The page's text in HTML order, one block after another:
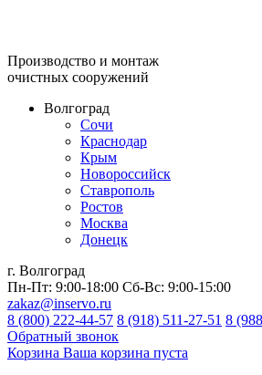
Производство и монтаж
очистных сооружений
Волгоград
Сочи
Краснодар
Крым
Новороссийск
Ставрополь
Ростов
Москва
Донецк
г. Волгоград
Пн-Пт: 9:00-18:00 Сб-Вс: 9:00-15:00
zakaz@inservo.ru
8 (800) 222-44-57 8 (918) 511-27-51 8
Обратный звонок
Корзина Ваша корзина пуста